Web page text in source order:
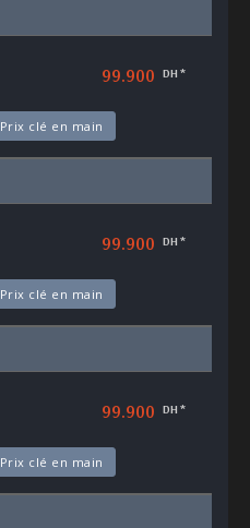
99.900 DH *
Prix clé en main
99.900 DH *
Prix clé en main
99.900 DH *
Prix clé en main